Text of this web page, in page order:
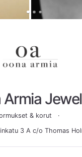
Armia
& korut
3 A c/o Thomas